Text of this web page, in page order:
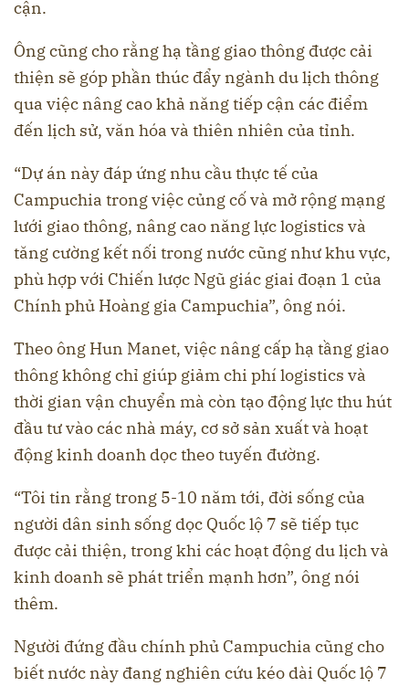
cận.
Ông cũng cho rằng hạ tầng giao thông được cải
thiện sẽ góp phần thúc đẩy ngành du lịch thông
qua việc nâng cao khả năng tiếp cận các điểm
đến lịch sử, văn hóa và thiên nhiên của tỉnh.
“Dự án này đáp ứng nhu cầu thực tế của
Campuchia trong việc củng cố và mở rộng mạng
lưới giao thông, nâng cao năng lực logistics và
tăng cường kết nối trong nước cũng như khu vực,
phù hợp với Chiến lược Ngũ giác giai đoạn 1 của
Chính phủ Hoàng gia Campuchia”, ông nói.
Theo ông Hun Manet, việc nâng cấp hạ tầng giao
thông không chỉ giúp giảm chi phí logistics và
thời gian vận chuyển mà còn tạo động lực thu hút
đầu tư vào các nhà máy, cơ sở sản xuất và hoạt
động kinh doanh dọc theo tuyến đường.
“Tôi tin rằng trong 5-10 năm tới, đời sống của
người dân sinh sống dọc Quốc lộ 7 sẽ tiếp tục
được cải thiện, trong khi các hoạt động du lịch và
kinh doanh sẽ phát triển mạnh hơn”, ông nói
thêm.
Người đứng đầu chính phủ Campuchia cũng cho
biết nước này đang nghiên cứu kéo dài Quốc lộ 7